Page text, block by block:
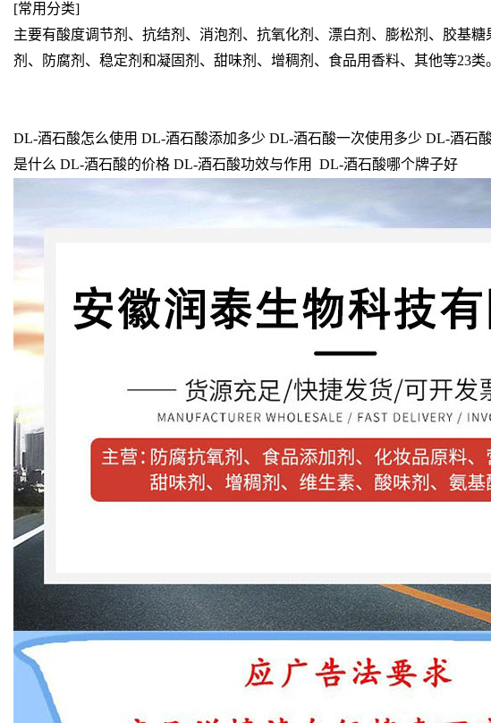
[常用分类]
主要有酸度调节剂、抗结剂、消泡剂、抗氧化剂、漂白剂、膨松剂、胶基
剂、防腐剂、稳定剂和凝固剂、甜味剂、增稠剂、食品用香料、其他等23类
DL-酒石酸怎么使用 DL-酒石酸添加多少 DL-酒石酸一次使用多少 DL-酒
是什么 DL-酒石酸的价格 DL-酒石酸功效与作用 DL-酒石酸哪个牌子好